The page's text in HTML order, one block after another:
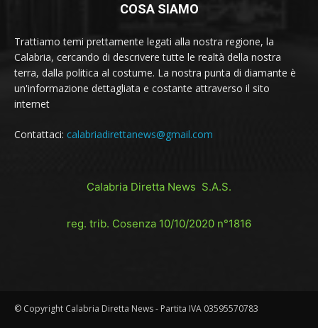
COSA SIAMO
Trattiamo temi prettamente legati alla nostra regione, la
Calabria, cercando di descrivere tutte le realtà della nostra
terra, dalla politica al costume. La nostra punta di diamante è
un'informazione dettagliata e costante attraverso il sito
internet
Contattaci: calabriadirettanews@gmail.com
Calabria Diretta News S.A.S.
reg. trib. Cosenza 10/10/2020 n°1816
© Copyright Calabria Diretta News - Partita IVA 03595570783